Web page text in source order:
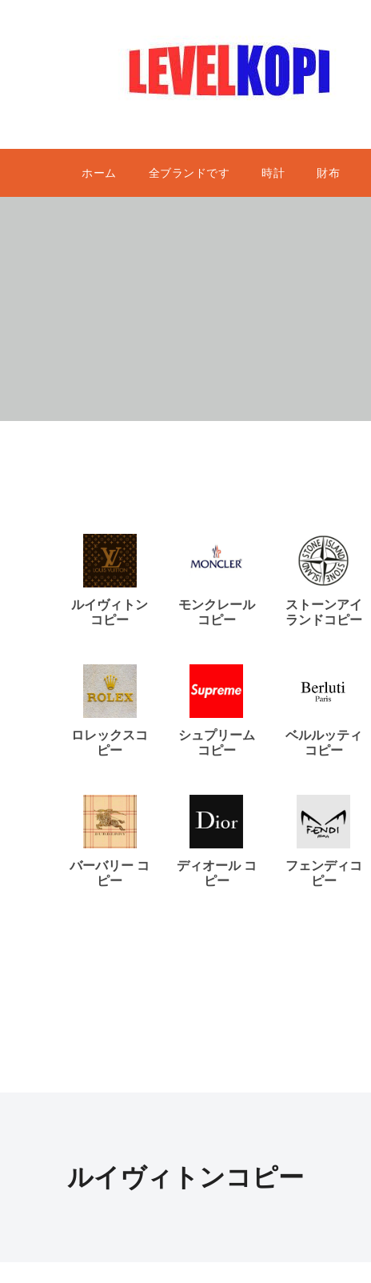
ホーム 全ブランドです 時計 財布
ルイヴィトン
コピー
モンクレール
コピー
ストーンアイ
ランドコピー
ロレックスコ
ピー
シュプリーム
コピー
ベルルッティ
コピー
バーバリー コ
ピー
ディオール コ
ピー
フェンディコ
ピー
ルイヴィトンコピー